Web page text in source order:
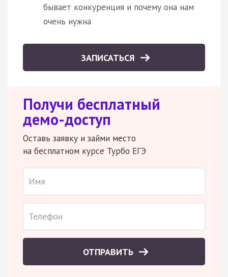
бывает конкуренция и почему она нам
очень нужна
ЗАПИСАТЬСЯ
Получи бесплатный
демо-доступ
Оставь заявку и займи место
на бесплатном курсе Турбо ЕГЭ
ОТПРАВИТЬ